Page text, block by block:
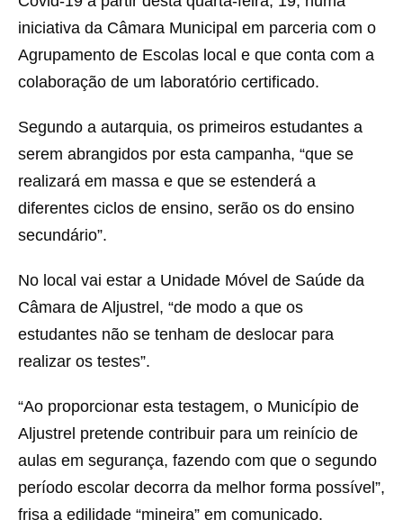
iniciativa da Câmara Municipal em parceria com o
Agrupamento de Escolas local e que conta com a
colaboração de um laboratório certificado.
Segundo a autarquia, os primeiros estudantes a
serem abrangidos por esta campanha, “que se
realizará em massa e que se estenderá a
diferentes ciclos de ensino, serão os do ensino
secundário”.
No local vai estar a Unidade Móvel de Saúde da
Câmara de Aljustrel, “de modo a que os
estudantes não se tenham de deslocar para
realizar os testes”.
“Ao proporcionar esta testagem, o Município de
Aljustrel pretende contribuir para um reinício de
aulas em segurança, fazendo com que o segundo
período escolar decorra da melhor forma possível”,
frisa a edilidade “mineira” em comunicado.